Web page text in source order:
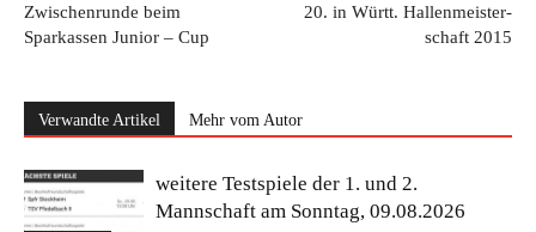
Zwischenrunde beim
Sparkassen Junior – Cup
20. in Württ. Hallenmeister-
schaft 2015
Verwandte Artikel Mehr vom Autor
weitere Testspiele der 1. und 2.
Mannschaft am Sonntag, 09.08.2026